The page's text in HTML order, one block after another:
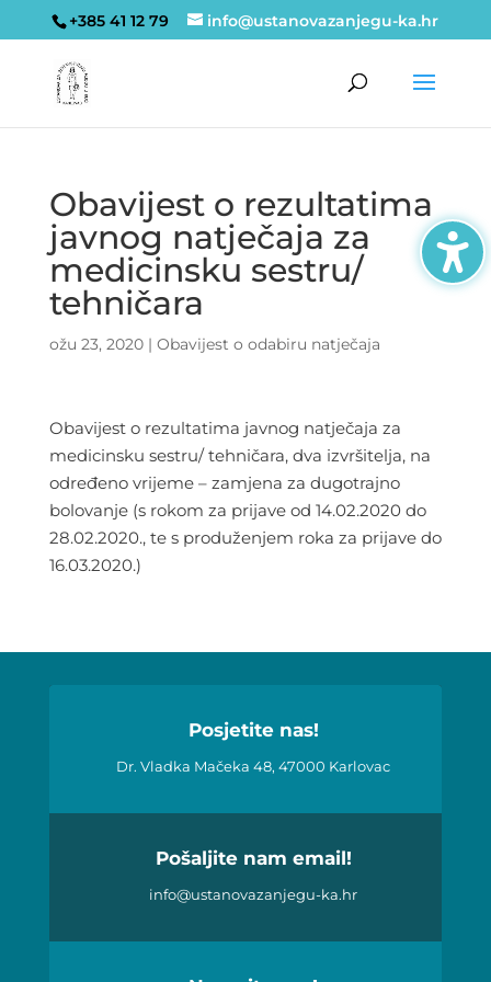
+385 41 12 79 info@ustanovazanjegu-ka.hr
Obavijest o rezultatima
javnog natječaja za
medicinsku sestru/
tehničara
ožu 23, 2020| Obavijest o odabiru natječaja
Obavijest o rezultatima javnog natječaja za
medicinsku sestru/ tehničara, dva izvršitelja, na
određeno vrijeme – zamjena za dugotrajno
bolovanje (s rokom za prijave od 14.02.2020 do
28.02.2020., te s produženjem roka za prijave do
16.03.2020.)
Posjetite nas!
Dr. Vladka Mačeka 48, 47000 Karlovac
Pošaljite nam email!
info@ustanovazanjegu-ka.hr